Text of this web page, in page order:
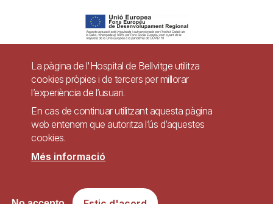
Pie
página
Contacte
Accessibilitat Avís legal Ajuda
Lloc web accessible de conformitat amb el Reial Decret 1112/2018, de 7 de
La pàgina de l'Hospital de Bellvitge utilitza
cookies pròpies i de tercers per millorar
l’experiència de l’usuari.
En cas de continuar utilitzant aquesta pàgina
web entenem que autoritza l’ús d’aquestes
cookies.
Més informació